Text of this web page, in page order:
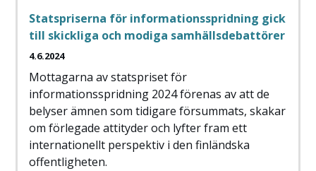
Statspriserna för informationsspridning gick
till skickliga och modiga samhällsdebattörer
4.6.2024
Mottagarna av statspriset för
informationsspridning 2024 förenas av att de
belyser ämnen som tidigare försummats, skakar
om förlegade attityder och lyfter fram ett
internationellt perspektiv i den finländska
offentligheten.